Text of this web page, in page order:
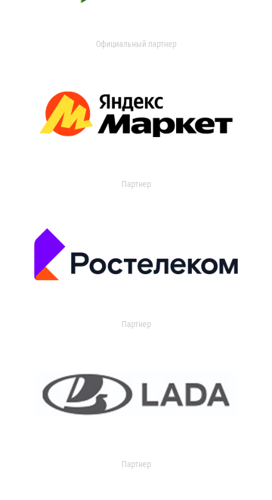
Официальный партнер
Партнер
Партнер
Партнер